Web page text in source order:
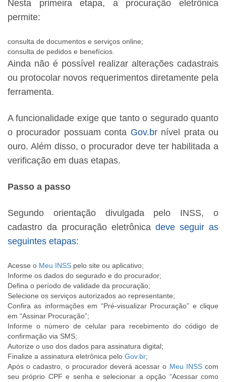
Nesta primeira etapa, a procuração eletrônica
permite:
consulta de documentos e serviços online;
consulta de pedidos e benefícios.
Ainda não é possível realizar alterações cadastrais
ou protocolar novos requerimentos diretamente pela
ferramenta.
A funcionalidade exige que tanto o segurado quanto
o procurador possuam conta Gov.brnível prata ou
ouro. Além disso, o procurador deve ter habilitada a
verificação em duas etapas.
Passo a passo
Segundo orientação divulgada pelo INSS, o
cadastro da procuração eletrônica deve seguir as
seguintes etapas:
Acesse o Meu INSS pelo site ou aplicativo;
Informe os dados do segurado e do procurador;
Defina o período de validade da procuração;
Selecione os serviços autorizados ao representante;
Confira as informações em “Pré-visualizar Procuração” e clique
em “Assinar Procuração”;
Informe o número de celular para recebimento do código de
confirmação via SMS;
Autorize o uso dos dados para assinatura digital;
Finalize a assinatura eletrônica pelo Gov.br;
Após o cadastro, o procurador deverá acessar o Meu INSScom
seu próprio CPF e senha e selecionar a opção “Acessar como